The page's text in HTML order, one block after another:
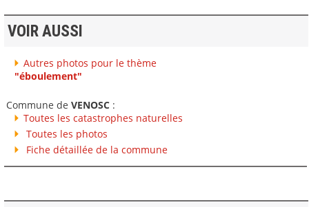
VOIR AUSSI
Autres photos pour le thème
"éboulement"
Commune de VENOSC:
Toutes les catastrophes naturelles
Toutes les photos
Fiche détaillée de la commune